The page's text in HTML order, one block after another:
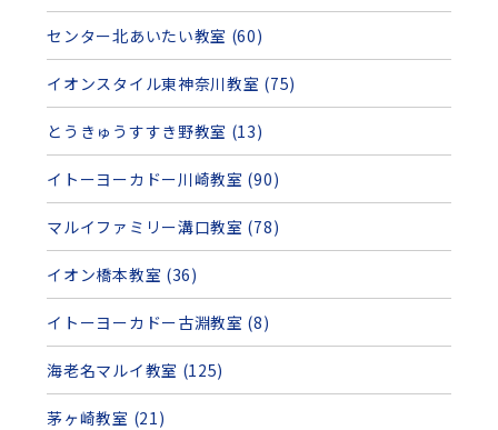
センター北あいたい教室 (60)
イオンスタイル東神奈川教室 (75)
とうきゅうすすき野教室 (13)
イトーヨーカドー川崎教室 (90)
マルイファミリー溝口教室 (78)
イオン橋本教室 (36)
イトーヨーカドー古淵教室 (8)
海老名マルイ教室 (125)
茅ヶ崎教室 (21)